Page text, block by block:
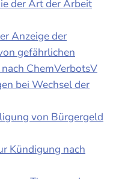
der Art der Arbeit
Anzeige der
gefährlichen
ChemVerbotsV
bei Wechsel der
von Bürgergeld
Kündigung nach